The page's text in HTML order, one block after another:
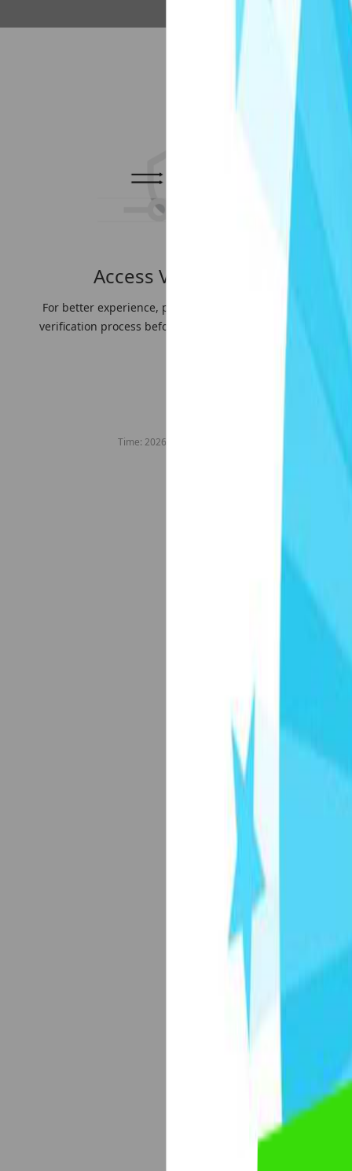
备案序号：
Access Verification
For better experience, please slide to complete the
verification process before accessing the web page.
Time: 2026-08-07 16:08:57